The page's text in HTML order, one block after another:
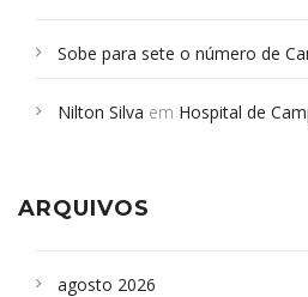
Sobe para sete o número de
Campoformosenses que
Nilton Silva em Hospital de
ARQUIVOS
agosto 2026